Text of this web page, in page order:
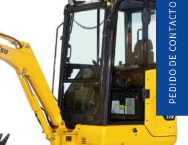
PEDIDO DE CONTACTO